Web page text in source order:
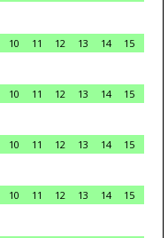
10 11 12 13 14
15
10 11 12 13 14
15
10 11 12 13 14
15
10 11 12 13 14
15